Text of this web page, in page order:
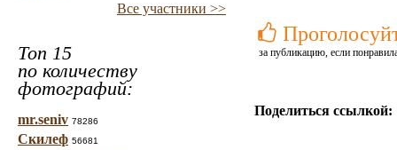
Все участники >>
Топ 15
по количеству
фотографий:
mr.seniv 78286
Скилеф 56681
за публикацию, если
Поделиться ссылкой: